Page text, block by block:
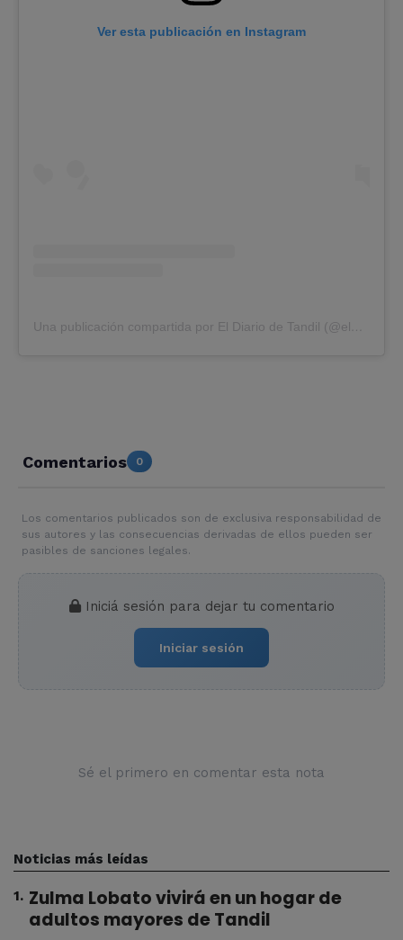
Ver esta publicación en Instagram
Comentarios 0
Los comentarios publicados son de exclusiva responsabilidad de
sus autores y las consecuencias derivadas de ellos pueden ser
pasibles de sanciones legales.
Iniciá sesión para dejar tu comentario
Iniciar sesión
Sé el primero en comentar esta nota
Noticias más leídas
1. Zulma Lobato vivirá en un hogar de
adultos mayores de Tandil